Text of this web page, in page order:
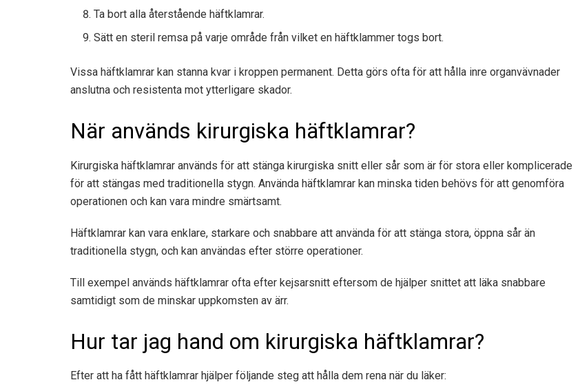
Ta bort alla återstående häftklamrar.
Sätt en steril remsa på varje område från vilket en häftklammer togs bort.
Vissa häftklamrar kan stanna kvar i kroppen permanent. Detta görs ofta för att hålla inre organvävnader
anslutna och resistenta mot ytterligare skador.
När används kirurgiska häftklamrar?
Kirurgiska häftklamrar används för att stänga kirurgiska snitt eller sår som är för stora eller komplicerade
för att stängas med traditionella stygn. Använda häftklamrar kan minska tiden behövs för att genomföra
operationen och kan vara mindre smärtsamt.
Häftklamrar kan vara enklare, starkare och snabbare att använda för att stänga stora, öppna sår än
traditionella stygn, och kan användas efter större operationer.
Till exempel används häftklamrar ofta efter kejsarsnitt eftersom de hjälper snittet att läka snabbare
samtidigt som de minskar uppkomsten av ärr.
Hur tar jag hand om kirurgiska häftklamrar?
Efter att ha fått häftklamrar hjälper följande steg att hålla dem rena när du läker: